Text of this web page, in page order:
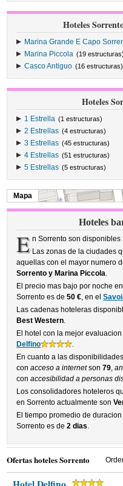
Hoteles
Marina Grande E Capo
Marina Piccola (19 estructuras)
Casco Antiguo (16 estructuras)
Hoteles
1 Estrella (1 estructuras)
2 Estrellas (4 estructuras)
3 Estrellas (45 estructuras)
4 Estrellas (51 estructuras)
5 Estrellas (5 estructuras)
Mapa
Hoteles
E n Sorrento son disponibles
Las zonas de la ciudades
aquellas con el mayor numero
Sorrento y Marina Piccola.
El precio mas bajo por noche
Sorrento es de50 €, en el
Las cadenas hoteleras
Best Western.
El hotel con la mejor
Delfino
.
En cuanto a las
conacceso a internetson79,
conaccesibilidad a personas
Los consolidadores hoteleros
en Sorrento actualmente son
El tiempo promedio de
Sorrento es de2 dias.
Ofertas hoteles Sorrento